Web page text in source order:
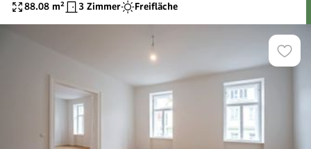
88.08 m² 3 Zimmer Freifläche